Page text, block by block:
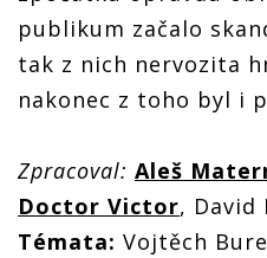
publikum začalo
tak z nich nervozita
nakonec z toho byl i
Zpracoval: Aleš
Doctor Victor, David
Témata: Vojtěch